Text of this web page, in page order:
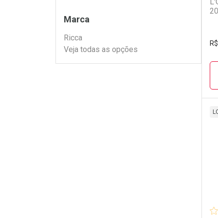
R$
Filtros
Marca
Ricca
Veja todas as opções